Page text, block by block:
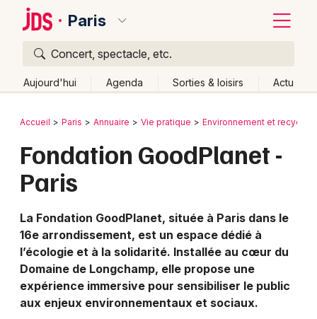
Paris
Concert, spectacle, etc.
Aujourd'hui Agenda Sorties & loisirs Actu
Publier un événement
Grands événements
Activité & Expérience
Manifestations
Foires & salons
Bordeaux
Colmar
Lyon
Marseille
Mulhouse
Retour
Accueil Paris Annuaire Vie pratique Environnement et
Fondation GoodPlanet -
Paris
La Fondation GoodPlanet, située à Paris dans le
16e arrondissement, est un espace dédié à
l’écologie et à la solidarité. Installée au cœur du
Domaine de Longchamp, elle propose une
expérience immersive pour sensibiliser le public
aux enjeux environnementaux et sociaux.
Quoi ?
Où ?
Près de moi
Changer de lieu
Quand ?
Aujourd'hui
Demain Ce week-end Autre